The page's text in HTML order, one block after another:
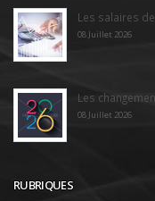
Les salaires
08 Juillet 2026
Les
08 Juillet 2026
RUBRIQUES